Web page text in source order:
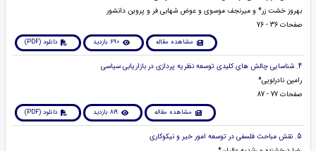
بهروز خشت زر* و میرنجف موسوی و عوض شهابی فر و پروین دانشور
صفحات 36 - 76
مشاهده مقاله 690 بازدید دانلود (PDF)
4. شناسایی چالش های کلیدی توسعه نظریه پردازی در بازاریابی سیاسی
رامین نادرلویی*
صفحات 77 - 87
مشاهده مقاله 819 بازدید دانلود (PDF)
5. نقش مباحث فلسفی در توسعه امور خیر و نیکوکاری